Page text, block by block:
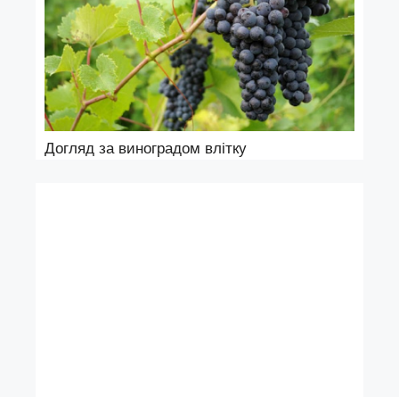
Догляд за виноградом влітку